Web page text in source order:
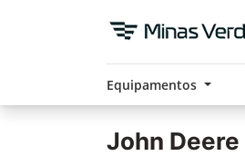
Equipamentos
John Deere